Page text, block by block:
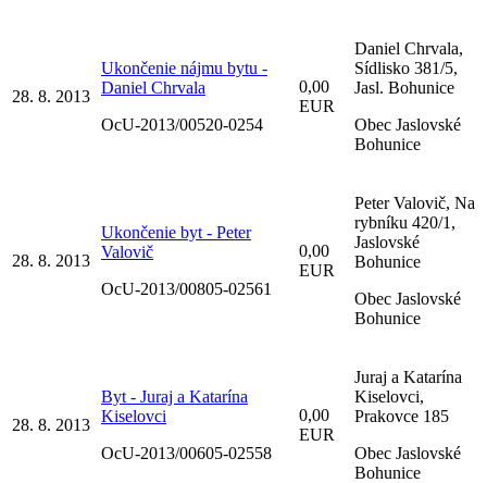
28. 8. 2013
Ukončenie nájmu bytu -
Daniel Chrvala
OcU-2013/00520-0254
0,00
EUR
Daniel Chrvala,
Sídlisko 381/5,
Jasl. Bohunice
Obec Jaslovské
Bohunice
28. 8. 2013
Ukončenie byt - Peter
Valovič
OcU-2013/00805-02561
0,00
EUR
Peter Valovič, Na
rybníku 420/1,
Jaslovské
Bohunice
Obec Jaslovské
Bohunice
28. 8. 2013
Byt - Juraj a Katarína
Kiselovci
OcU-2013/00605-02558
0,00
EUR
Juraj a Katarína
Kiselovci,
Prakovce 185
Obec Jaslovské
Bohunice